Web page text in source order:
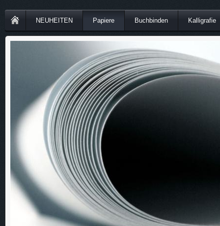
NEUHEITEN Papiere Buchbinden Kalligrafie